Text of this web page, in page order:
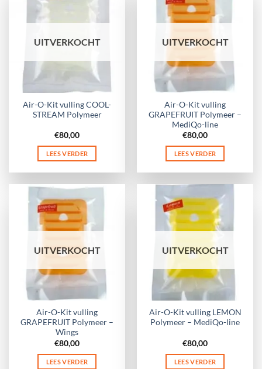
UITVERKOCHT
Air-O-Kit vulling COOL-
STREAM Polymeer
€80,00
LEES VERDER
UITVERKOCHT
Air-O-Kit vulling
GRAPEFRUIT Polymeer –
MediQo-line
€80,00
LEES VERDER
UITVERKOCHT
Air-O-Kit vulling
GRAPEFRUIT Polymeer –
Wings
€80,00
LEES VERDER
UITVERKOCHT
Air-O-Kit vulling LEMON
Polymeer – MediQo-line
€80,00
LEES VERDER